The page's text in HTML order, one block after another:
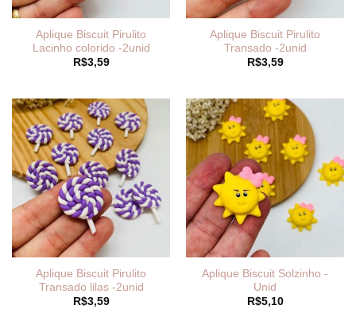
Aplique Biscuit Pirulito
Lacinho colorido -2unid
R$3,59
Aplique Biscuit Pirulito
Transado -2unid
R$3,59
Aplique Biscuit Pirulito
Transado lilas -2unid
R$3,59
Aplique Biscuit Solzinho -
Unid
R$5,10